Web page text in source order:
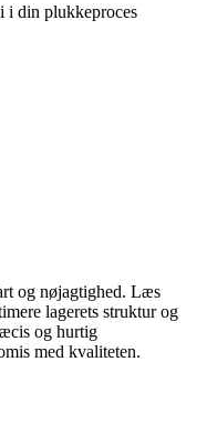
i din plukkeproces
og nøjagtighed. Læs
lagerets struktur og
og hurtig
med kvaliteten.